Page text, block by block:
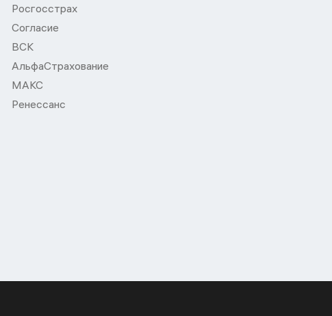
Росгосстрах
Согласие
ВСК
АльфаСтрахование
МАКС
Ренессанс